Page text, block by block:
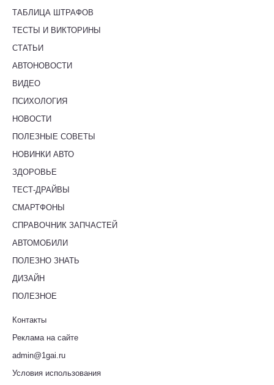
ТАБЛИЦА ШТРАФОВ
ТЕСТЫ И ВИКТОРИНЫ
СТАТЬИ
АВТОНОВОСТИ
ВИДЕО
ПСИХОЛОГИЯ
НОВОСТИ
ПОЛЕЗНЫЕ СОВЕТЫ
НОВИНКИ АВТО
ЗДОРОВЬЕ
ТЕСТ-ДРАЙВЫ
СМАРТФОНЫ
СПРАВОЧНИК ЗАПЧАСТЕЙ
АВТОМОБИЛИ
ПОЛЕЗНО ЗНАТЬ
ДИЗАЙН
ПОЛЕЗНОЕ
Контакты
Реклама на сайте
admin@1gai.ru
Условия использования